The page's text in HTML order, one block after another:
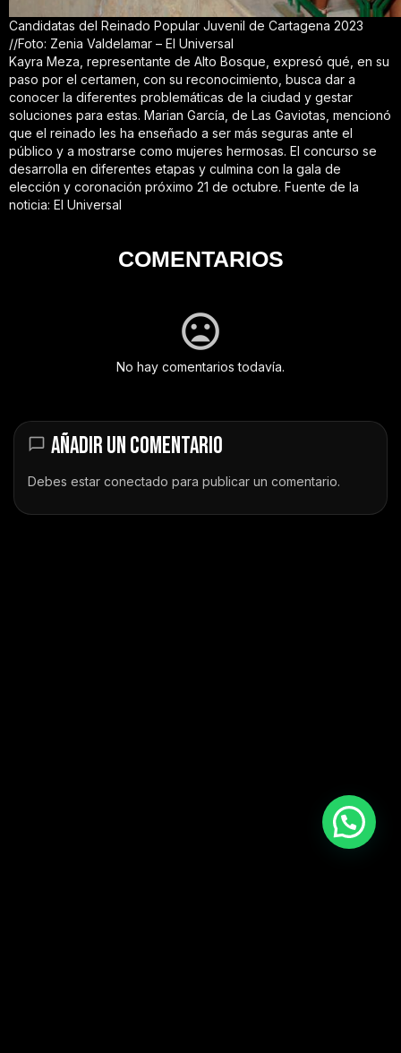
Candidatas del Reinado Popular Juvenil de Cartagena 2023
//Foto: Zenia Valdelamar – El Universal
Kayra Meza, representante de Alto Bosque, expresó qué, en su
paso por el certamen, con su reconocimiento, busca dar a
conocer la diferentes problemáticas de la ciudad y gestar
soluciones para estas. Marian García, de Las Gaviotas, mencionó
que el reinado les ha enseñado a ser más seguras ante el
público y a mostrarse como mujeres hermosas. El concurso se
desarrolla en diferentes etapas y culmina con la gala de
elección y coronación próximo 21 de octubre. Fuente de la
noticia: El Universal
COMENTARIOS
No hay comentarios todavía.
AÑADIR UN COMENTARIO
Debes estar conectado para publicar un comentario.